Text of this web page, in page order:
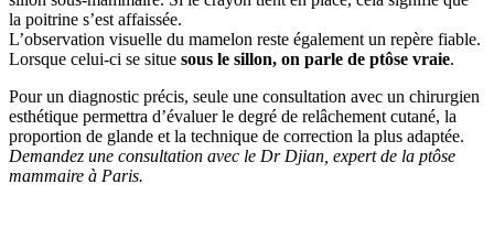
la poitrine s’est affaissée.
L’observation visuelle du mamelon reste également un repère fiable.
Lorsque celui-ci se situe sous le sillon, on parle de ptôse vraie.
Pour un diagnostic précis, seule une consultation avec un chirurgien
esthétique permettra d’évaluer le degré de relâchement cutané, la
proportion de glande et la technique de correction la plus adaptée.
Demandez une consultation avec le Dr Djian, expert de la ptôse
mammaire à Paris.